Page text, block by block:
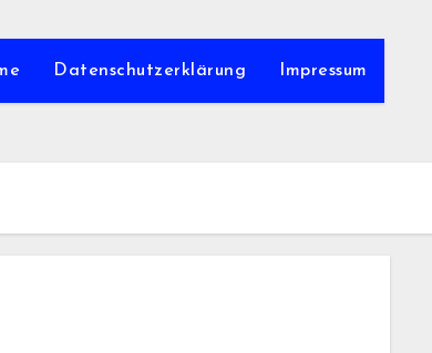
Datenschutzerklärung Impressum